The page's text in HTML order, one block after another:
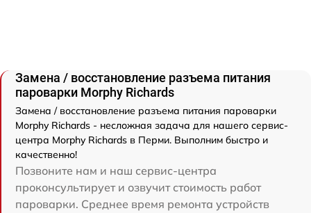
Замена / восстановление разъема питания
пароварки Morphy Richards
Замена / восстановление разъема питания пароварки
Morphy Richards - несложная задача для нашего сервис-
центра Morphy Richards в Перми. Выполним быстро и
качественно!
Позвоните нам и наш сервис-центра
проконсультирует и озвучит стоимость работ
пароварки. Среднее время ремонта устройств